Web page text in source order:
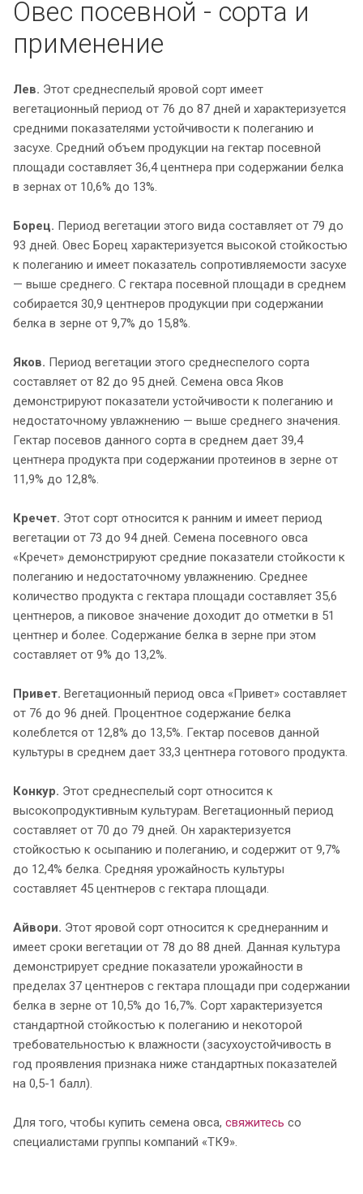
Овес посевной - сорта и
применение
Лев. Этот среднеспелый яровой сорт имеет
вегетационный период от 76 до 87 дней и характеризуется
средними показателями устойчивости к полеганию и
засухе. Средний объем продукции на гектар посевной
площади составляет 36,4 центнера при содержании белка
в зернах от 10,6% до 13%.
Борец. Период вегетации этого вида составляет от 79 до
93 дней. Овес Борец характеризуется высокой стойкостью
к полеганию и имеет показатель сопротивляемости засухе
— выше среднего. С гектара посевной площади в среднем
собирается 30,9 центнеров продукции при содержании
белка в зерне от 9,7% до 15,8%.
Яков. Период вегетации этого среднеспелого сорта
составляет от 82 до 95 дней. Семена овса Яков
демонстрируют показатели устойчивости к полеганию и
недостаточному увлажнению — выше среднего значения.
Гектар посевов данного сорта в среднем дает 39,4
центнера продукта при содержании протеинов в зерне от
11,9% до 12,8%.
Кречет. Этот сорт относится к ранним и имеет период
вегетации от 73 до 94 дней. Семена посевного овса
«Кречет» демонстрируют средние показатели стойкости к
полеганию и недостаточному увлажнению. Среднее
количество продукта с гектара площади составляет 35,6
центнеров, а пиковое значение доходит до отметки в 51
центнер и более. Содержание белка в зерне при этом
составляет от 9% до 13,2%.
Привет. Вегетационный период овса «Привет» составляет
от 76 до 96 дней. Процентное содержание белка
колеблется от 12,8% до 13,5%. Гектар посевов данной
культуры в среднем дает 33,3 центнера готового продукта.
Конкур. Этот среднеспелый сорт относится к
высокопродуктивным культурам. Вегетационный период
составляет от 70 до 79 дней. Он характеризуется
стойкостью к осыпанию и полеганию, и содержит от 9,7%
до 12,4% белка. Средняя урожайность культуры
составляет 45 центнеров с гектара площади.
Айвори. Этот яровой сорт относится к среднеранним и
имеет сроки вегетации от 78 до 88 дней. Данная культура
демонстрирует средние показатели урожайности в
пределах 37 центнеров с гектара площади при содержании
белка в зерне от 10,5% до 16,7%. Сорт характеризуется
стандартной стойкостью к полеганию и некоторой
требовательностью к влажности (засухоустойчивость в
год проявления признака ниже стандартных показателей
на 0,5-1 балл).
Для того, чтобы купить семена овса, свяжитесь со
специалистами группы компаний «ТК9».